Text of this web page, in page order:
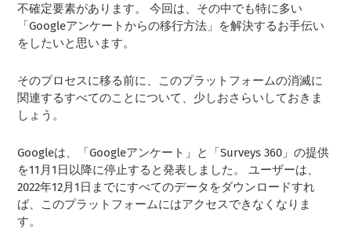
不確定要素があります。 今回は、その中でも特に多い
「Googleアンケートからの移行方法」を解決するお手伝い
をしたいと思います。
そのプロセスに移る前に、このプラットフォームの消滅に
関連するすべてのことについて、少しおさらいしておきま
しょう。
Googleは、「Googleアンケート」と「Surveys 360」の提供
を11月1日以降に停止すると発表しました。 ユーザーは、
2022年12月1日までにすべてのデータをダウンロードすれ
ば、このプラットフォームにはアクセスできなくなりま
す。